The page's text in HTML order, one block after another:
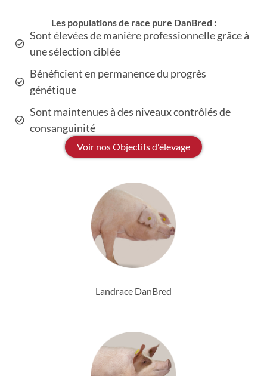
Les populations de race pure DanBred :
Sont élevées de manière professionnelle grâce à
une sélection ciblée
Bénéficient en permanence du progrès
génétique
Sont maintenues à des niveaux contrôlés de
consanguinité
Voir nos Objectifs d'élevage
Landrace DanBred